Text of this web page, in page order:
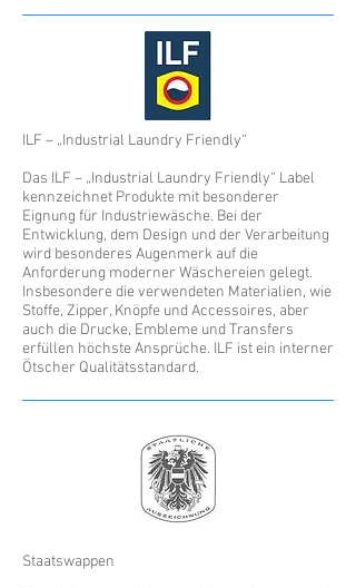
ILF – „Industrial Laundry Friendly“
Das ILF – „Industrial Laundry Friendly“ Label
kennzeichnet Produkte mit besonderer
Eignung für Industriewäsche. Bei der
Entwicklung, dem Design und der Verarbeitung
wird besonderes Augenmerk auf die
Anforderung moderner Wäschereien gelegt.
Insbesondere die verwendeten Materialien, wie
Stoffe, Zipper, Knöpfe und Accessoires, aber
auch die Drucke, Embleme und Transfers
erfüllen höchste Ansprüche. ILF ist ein interner
Ötscher Qualitätsstandard.
Staatswappen